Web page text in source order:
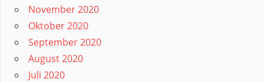
November 2020
Oktober 2020
September 2020
August 2020
Juli 2020